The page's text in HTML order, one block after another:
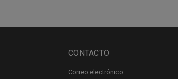
CONTACTO
Correo electrónico: